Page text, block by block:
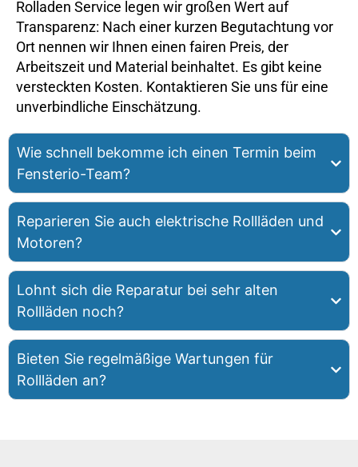
Rolladen Service legen wir großen Wert auf
Transparenz: Nach einer kurzen Begutachtung vor
Ort nennen wir Ihnen einen fairen Preis, der
Arbeitszeit und Material beinhaltet. Es gibt keine
versteckten Kosten. Kontaktieren Sie uns für eine
unverbindliche Einschätzung.
Wie schnell bekomme ich einen Termin beim
Fensterio-Team?
Reparieren Sie auch elektrische Rollläden und
Motoren?
Lohnt sich die Reparatur bei sehr alten
Rollläden noch?
Bieten Sie regelmäßige Wartungen für
Rollläden an?